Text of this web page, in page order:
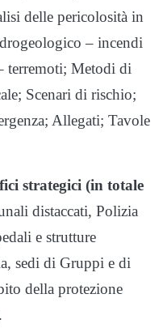
delle pericolosità in
– incendi
terremoti; Metodi di
Scenari di rischio;
Allegati; Tavole
strategici (in totale
distaccati, Polizia
e strutture
sedi di Gruppi e di
della protezione